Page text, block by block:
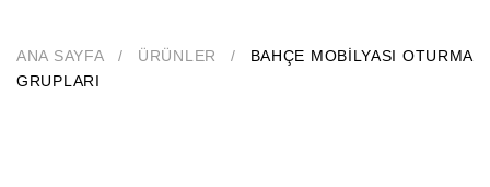
ANA SAYFA / ÜRÜNLER /
BAHÇE MOBİLYASI OTURMA
GRUPLARI